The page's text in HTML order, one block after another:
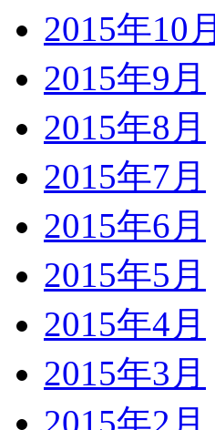
2015年10月
2015年9月
2015年8月
2015年7月
2015年6月
2015年5月
2015年4月
2015年3月
2015年2月